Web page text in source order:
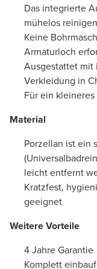
Das integrierte
mühelos reinigen
Keine
Armaturloch
Ausgestattet
Verkleidung in
Für ein
Material
Porzellan ist ein
leicht entfernt
Kratzfest,
geeignet
Weitere Vorteile
4 Jahre Garantie
Komplett